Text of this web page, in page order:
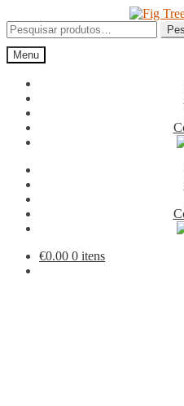
para
a
navegação
para
o
conteúdo
Pesquisar
por:
Menu
€0.00 0 itens